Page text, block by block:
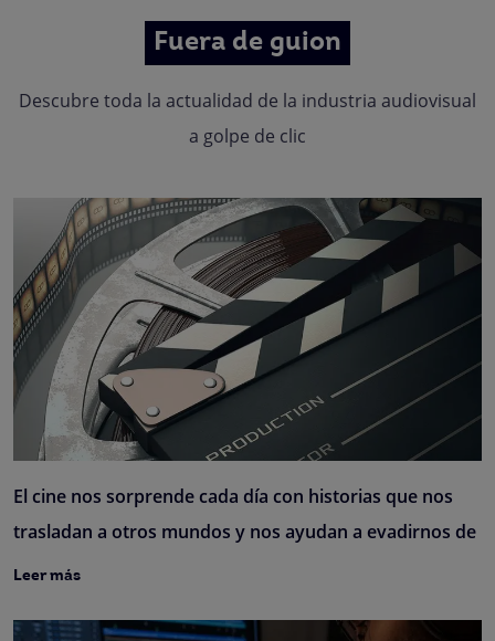
Fuera de guion
Descubre toda la actualidad de la industria audiovisual
a golpe de clic
El cine nos sorprende cada día con historias que nos
trasladan a otros mundos y nos ayudan a evadirnos de
Leer más